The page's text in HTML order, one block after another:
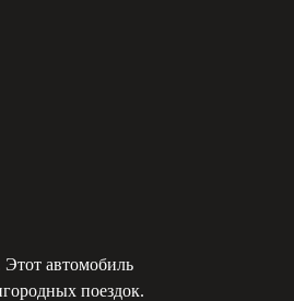
автомобиль
поездок.